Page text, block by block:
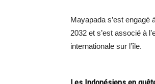
Mayapada s’est engagé
2032 et s’est associé à
internationale sur l’île.